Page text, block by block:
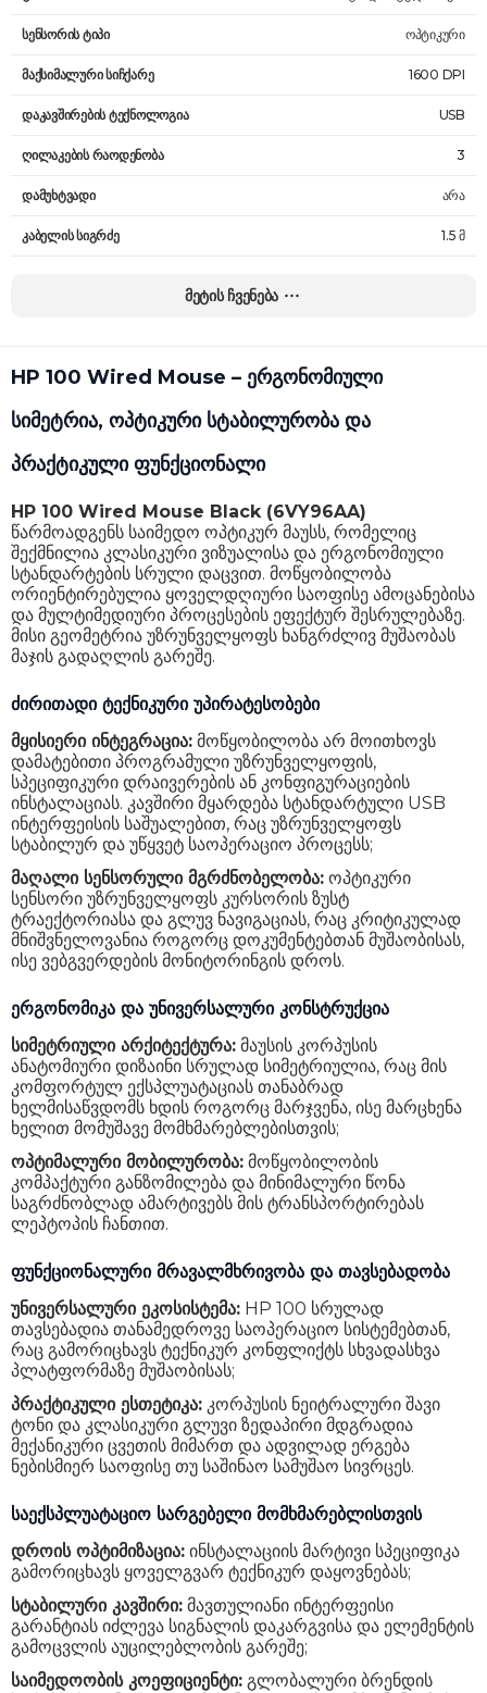
სენსორის ტიპი ოპტიკური
მაქსიმალური სიჩქარე 1600 DPI
დაკავშირების ტექნოლოგია USB
ღილაკების რაოდენობა 3
დამუხტვადი არა
კაბელის სიგრძე 1.5 მ
მეტის ჩვენება
HP 100 Wired Mouse – ერგონომიული
სიმეტრია, ოპტიკური სტაბილურობა და
პრაქტიკული ფუნქციონალი
HP 100 Wired Mouse Black (6VY96AA)
წარმოადგენს საიმედო ოპტიკურ მაუსს, რომელიც
შექმნილია კლასიკური ვიზუალისა და ერგონომიული
სტანდარტების სრული დაცვით. მოწყობილობა
ორიენტირებულია ყოველდღიური საოფისე ამოცანებისა
და მულტიმედიური პროცესების ეფექტურ შესრულებაზე.
მისი გეომეტრია უზრუნველყოფს ხანგრძლივ მუშაობას
მაჯის გადაღლის გარეშე.
ძირითადი ტექნიკური უპირატესობები
მყისიერი ინტეგრაცია: მოწყობილობა არ მოითხოვს
დამატებითი პროგრამული უზრუნველყოფის,
სპეციფიკური დრაივერების ან კონფიგურაციების
ინსტალაციას. კავშირი მყარდება სტანდარტული USB
ინტერფეისის საშუალებით, რაც უზრუნველყოფს
სტაბილურ და უწყვეტ საოპერაციო პროცესს;
მაღალი სენსორული მგრძნობელობა: ოპტიკური
სენსორი უზრუნველყოფს კურსორის ზუსტ
ტრაექტორიასა და გლუვ ნავიგაციას, რაც კრიტიკულად
მნიშვნელოვანია როგორც დოკუმენტებთან მუშაობისას,
ისე ვებგვერდების მონიტორინგის დროს.
ერგონომიკა და უნივერსალური კონსტრუქცია
სიმეტრიული არქიტექტურა: მაუსის კორპუსის
ანატომიური დიზაინი სრულად სიმეტრიულია, რაც მის
კომფორტულ ექსპლუატაციას თანაბრად
ხელმისაწვდომს ხდის როგორც მარჯვენა, ისე მარცხენა
ხელით მომუშავე მომხმარებლებისთვის;
ოპტიმალური მობილურობა: მოწყობილობის
კომპაქტური განზომილება და მინიმალური წონა
საგრძნობლად ამარტივებს მის ტრანსპორტირებას
ლეპტოპის ჩანთით.
ფუნქციონალური მრავალმხრივობა და თავსებადობა
უნივერსალური ეკოსისტემა: HP 100 სრულად
თავსებადია თანამედროვე საოპერაციო სისტემებთან,
რაც გამორიცხავს ტექნიკურ კონფლიქტს სხვადასხვა
პლატფორმაზე მუშაობისას;
პრაქტიკული ესთეტიკა: კორპუსის ნეიტრალური შავი
ტონი და კლასიკური გლუვი ზედაპირი მდგრადია
მექანიკური ცვეთის მიმართ და ადვილად ერგება
ნებისმიერ საოფისე თუ საშინაო სამუშაო სივრცეს.
საექსპლუატაციო სარგებელი მომხმარებლისთვის
დროის ოპტიმიზაცია: ინსტალაციის მარტივი სპეციფიკა
გამორიცხავს ყოველგვარ ტექნიკურ დაყოვნებას;
სტაბილური კავშირი: მავთულიანი ინტერფეისი
გარანტიას იძლევა სიგნალის დაკარგვისა და ელემენტის
გამოცვლის აუცილებლობის გარეშე;
საიმედოობის კოეფიციენტი: გლობალური ბრენდის